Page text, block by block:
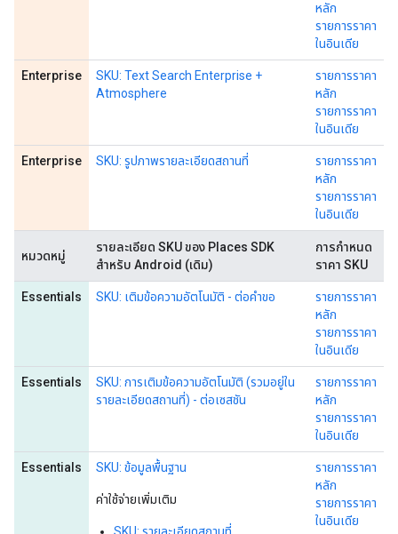
หลัก
รายการราคา
ในอินเดีย
Enterprise
SKU: Text Search Enterprise +
Atmosphere
รายการราคา
หลัก
รายการราคา
ในอินเดีย
Enterprise SKU: รูปภาพรายละเอียดสถานที่
รายการราคา
หลัก
รายการราคา
ในอินเดีย
หมวดหมู่
รายละเอียด SKU ของ Places SDK
สำหรับ Android (เดิม)
การกำหนด
ราคา SKU
Essentials SKU: เติมข้อความอัตโนมัติ - ต่อคำขอ
รายการราคา
หลัก
รายการราคา
ในอินเดีย
Essentials
SKU: การเติมข้อความอัตโนมัติ (รวมอยู่ใน
รายละเอียดสถานที่) - ต่อเซสชัน
รายการราคา
หลัก
รายการราคา
ในอินเดีย
Essentials SKU: ข้อมูลพื้นฐาน
ค่าใช้จ่ายเพิ่มเติม
รายการราคา
หลัก
รายการราคา
ในอินเดีย